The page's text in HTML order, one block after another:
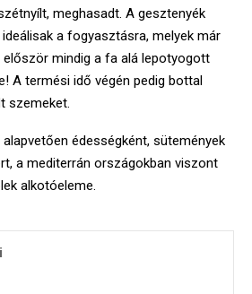
meghasadt. A gesztenyék
a fogyasztásra, melyek már
először mindig a fa alá lepotyogott
A termési idő végén pedig bottal
szemeket.
édességként, sütemények
a mediterrán országokban viszont
alkotóeleme.